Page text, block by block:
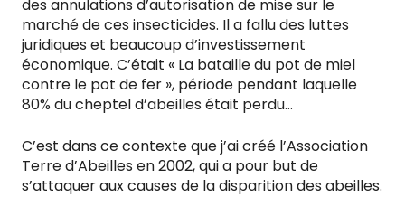
des annulations d’autorisation de mise sur le
marché de ces insecticides. Il a fallu des luttes
juridiques et beaucoup d’investissement
économique. C’était « La bataille du pot de miel
contre le pot de fer », période pendant laquelle
80% du cheptel d’abeilles était perdu…
C’est dans ce contexte que j’ai créé l’Association
Terre d’Abeilles en 2002, qui a pour but de
s’attaquer aux causes de la disparition des abeilles.